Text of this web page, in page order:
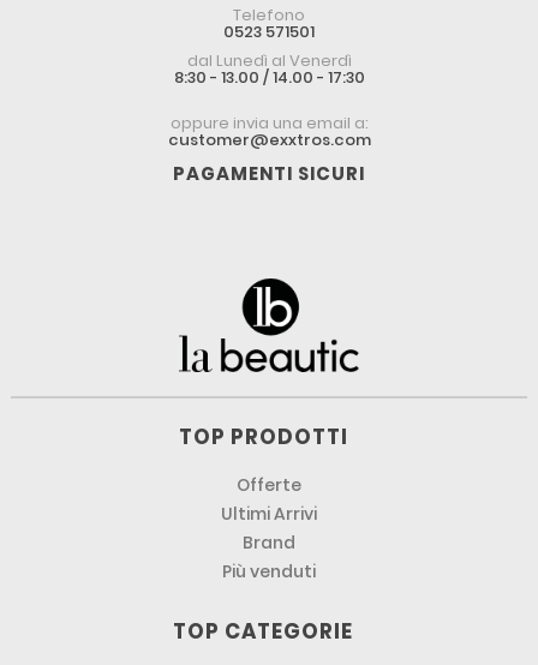
Telefono
0523 571501
dal Lunedì al Venerdì
8:30 - 13.00 / 14.00 - 17:30
oppure invia una email a:
customer@exxtros.com
PAGAMENTI SICURI
TOP PRODOTTI
Offerte
Ultimi Arrivi
Brand
Più venduti
TOP CATEGORIE